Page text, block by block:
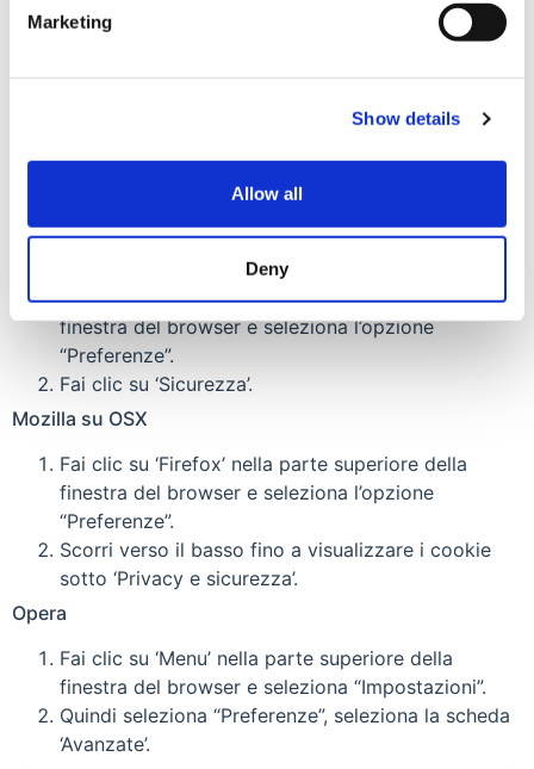
Marketing
Show details
Allow all
Deny
Clicca su “Strumenti” nella parte superiore della
L’utente può decidere se accettare o meno i cookie
Fai clic su ‘Safari’ nella parte superiore della
finestra del browser e seleziona l’opzione
“Preferenze”.
Fai clic su ‘Sicurezza’.
Mozilla su OSX
Fai clic su ‘Firefox’ nella parte superiore della
finestra del browser e seleziona l’opzione
“Preferenze”.
Scorri verso il basso fino a visualizzare i cookie
sotto ‘Privacy e sicurezza’.
Opera
Fai clic su ‘Menu’ nella parte superiore della
finestra del browser e seleziona “Impostazioni”.
Quindi seleziona “Preferenze”, seleziona la scheda
‘Avanzate’.